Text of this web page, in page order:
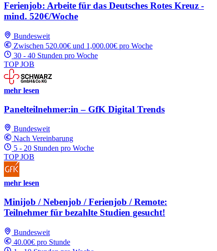
Ferienjob: Arbeite für das Deutsches Rotes Kreuz -
mind. 520€/Woche
Bundesweit
Zwischen 520.00€ und 1,000.00€ pro Woche
30 - 40 Stunden pro Woche
TOP JOB
mehr lesen
Panelteilnehmer:in – GfK Digital Trends
Bundesweit
Nach Vereinbarung
5 - 20 Stunden pro Woche
TOP JOB
mehr lesen
Minijob / Nebenjob / Ferienjob / Remote:
Teilnehmer für bezahlte Studien gesucht!
Bundesweit
40.00€ pro Stunde